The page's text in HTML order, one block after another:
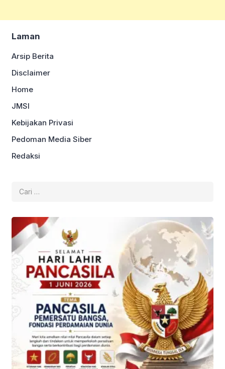
Laman
Arsip Berita
Disclaimer
Home
JMSI
Kebijakan Privasi
Pedoman Media Siber
Redaksi
untuk: